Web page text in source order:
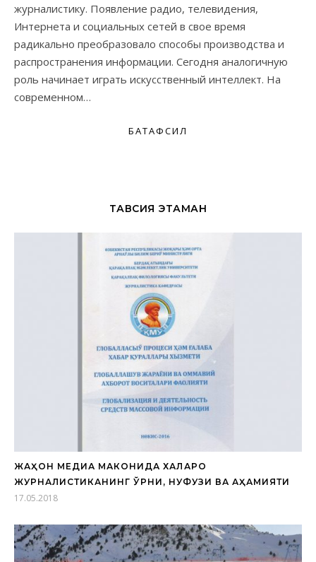
журналистику. Появление радио, телевидения,
Интернета и социальных сетей в свое время
радикально преобразовало способы производства и
распространения информации. Сегодня аналогичную
роль начинает играть искусственный интеллект. На
современном…
БАТАФСИЛ
ТАВСИЯ ЭТАМАН
ЖАҲОН МЕДИА МАКОНИДА ХАЛҚАРО
ЖУРНАЛИСТИКАНИНГ ЎРНИ, НУФУЗИ ВА АҲАМИЯТИ
17.05.2018